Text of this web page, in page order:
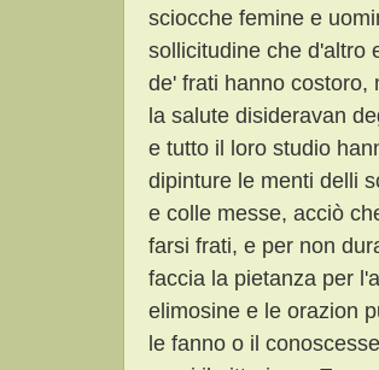
sciocche femine e
sollicitudine che d'altro
de' frati hanno
la salute disideravan
e tutto il loro studio
dipinture le menti delli
e colle messe, acciò
farsi frati, e per non
faccia la pietanza per
elimosine e le orazion
le fanno o il